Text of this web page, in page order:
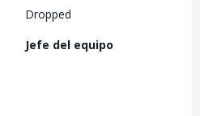
Dropped
Jefe del equipo